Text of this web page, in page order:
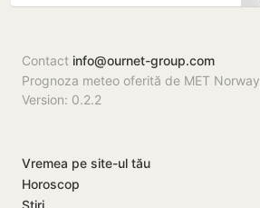
Contact info@ournet-group.com
Prognoza meteo oferită de MET Norway
Version: 0.2.2
Vremea pe site-ul tău
Horoscop
Știri